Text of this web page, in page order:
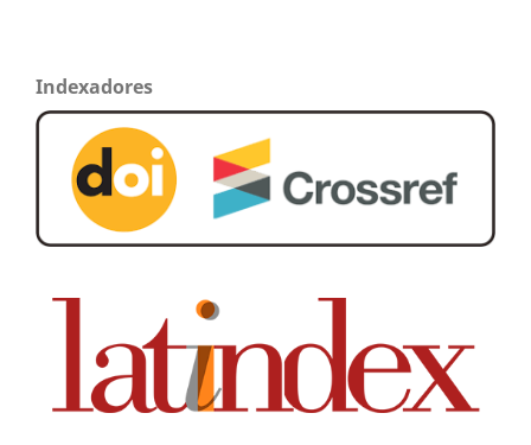
Indexadores